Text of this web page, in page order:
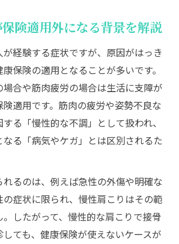
険適用外になる背景を解説
経験する症状ですが、原因がはっき
保険の適用となることが多いです。
場合や筋肉疲労の場合は生活に支障が
適用です。筋肉の疲労や姿勢不良な
る「慢性的な不調」として扱われ、
る「病気やケガ」とは区別されるた
るのは、例えば急性の外傷や明確な
症状に限られ、慢性肩こりはその範
したがって、慢性的な肩こりで接骨
ても、健康保険が使えないケースが